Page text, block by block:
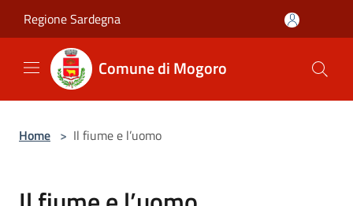
Regione Sardegna
Comune di Mogoro
Home > Il fiume e l’uomo